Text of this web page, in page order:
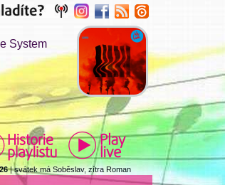
System
| svátek má Soběslav, zítra Roman